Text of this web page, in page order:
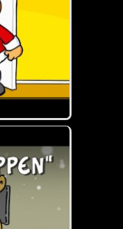
Video nur ;-)